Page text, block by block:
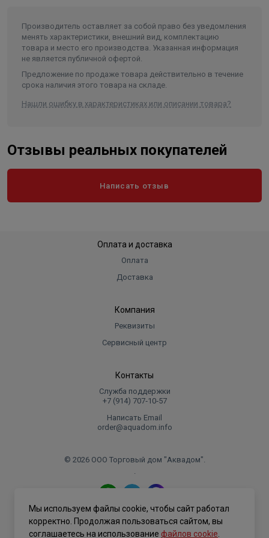
Внутренний диаметр обсадной
трубы скважины не менее/не
более (мм)
200/250
Частота, (Гц) 50
степень защиты (в формате IPXX)
Длина в упаковке, см.
Производитель оставляет за собой право без уведомления
менять характеристики, внешний вид, комплектацию
товара и место его производства. Указанная информация
не является публичной офертой.
Предложение по продаже товара действительно в течение
срока наличия этого товара на складе.
Нашли ошибку в характеристиках или описании товара?
Отзывы реальных покупателей
Написать отзыв
Оплата и доставка
Оплата
Доставка
Компания
Реквизиты
Сервисный центр
Контакты
Служба поддержки
+7 (914) 707‑10‑57
Написать Email
order@aquadom.info
© 2026 ООО Торговый дом "Аквадом".
.
Политика конфиденциальности
Мы используем файлы cookie, чтобы сайт работал
корректно. Продолжая пользоваться сайтом, вы
соглашаетесь на использование файлов cookie